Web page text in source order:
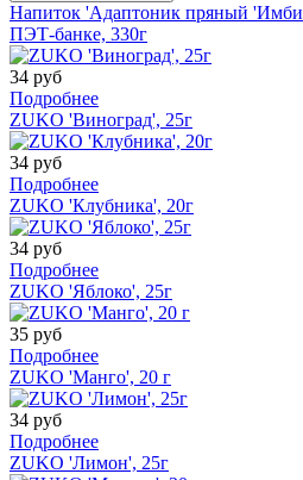
Напиток 'Адаптоник пряный
ПЭТ-банке, 330г
34 руб
Подробнее
ZUKO 'Виноград', 25г
34 руб
Подробнее
ZUKO 'Клубника', 20г
34 руб
Подробнее
ZUKO 'Яблоко', 25г
35 руб
Подробнее
ZUKO 'Манго', 20 г
34 руб
Подробнее
ZUKO 'Лимон', 25г